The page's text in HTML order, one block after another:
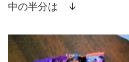
中の半分は ↓